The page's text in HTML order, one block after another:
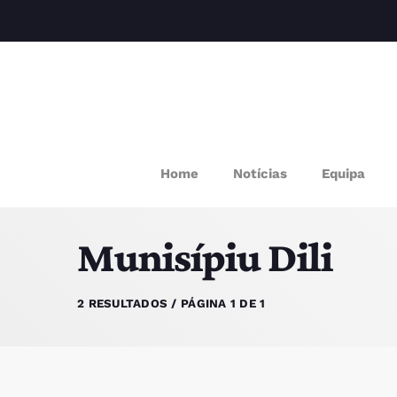
Home Notícias Equipa
Munisípiu Dili
2 RESULTADOS / PÁGINA 1 DE 1